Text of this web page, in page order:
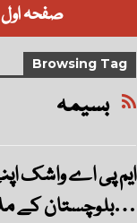
صفحہ اول
Browsing Tag
بسیمہ
ایم پی اے واشک
بلوچستان کے ملازمین کیلئے قمیص اتارتے ہے مگر…